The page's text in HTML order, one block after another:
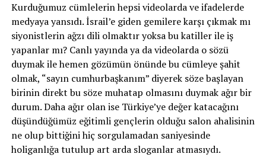
Kurduğumuz cümlelerin hepsi videolarda ve ifadelerde
medyaya yansıdı. İsrail’e giden gemilere karşı çıkmak mı
siyonistlerin ağzı dili olmaktır yoksa bu katiller ile iş
yapanlar mı? Canlı yayında ya da videolarda o sözü
duymak ile hemen gözümün önünde bu cümleye şahit
olmak, “sayın cumhurbaşkanım” diyerek söze başlayan
birinin direkt bu söze muhatap olmasını duymak ağır bir
durum. Daha ağır olan ise Türkiye’ye değer katacağını
düşündüğümüz eğitimli gençlerin olduğu salon ahalisinin
ne olup bittiğini hiç sorgulamadan saniyesinde
holiganlığa tutulup art arda sloganlar atmasıydı.